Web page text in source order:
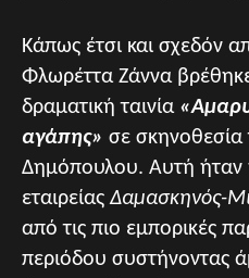
Κάπως έτσι και σχεδόν
Φλωρέττα Ζάννα
δραματική ταινία
αγάπης» σε σκηνοθεσία
Δημόπουλου. Αυτή ήταν
εταιρείαςΔαμασκηνός-
από τις πιο εμπορικές
περιόδου συστήνοντας